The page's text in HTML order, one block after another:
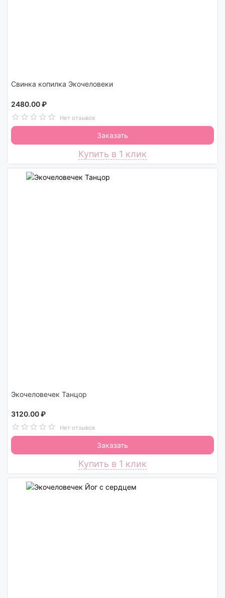
Свинка копилка Экочеловеки
2480.00 ₽
Нет отзывов
Заказать
Купить в 1 клик
Экочеловечек Танцор
3120.00 ₽
Нет отзывов
Заказать
Купить в 1 клик